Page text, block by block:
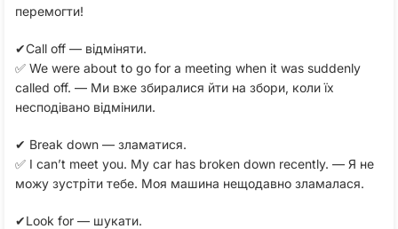
перемогти!
✔Call off — відміняти.
✅ We were about to go for a meeting when it was suddenly
called off. — Ми вже збиралися йти на збори, коли їх
несподівано відмінили.
✔ Break down — зламатися.
✅ I can’t meet you. My car has broken down recently. — Я не
можу зустріти тебе. Моя машина нещодавно зламалася.
✔Look for — шукати.